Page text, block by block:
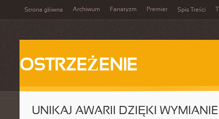
Strona główna Archiwum Fanatyzm Premier Spis Treści
OSTRZEŻENIE
UNIKAJ AWARII DZIĘKI